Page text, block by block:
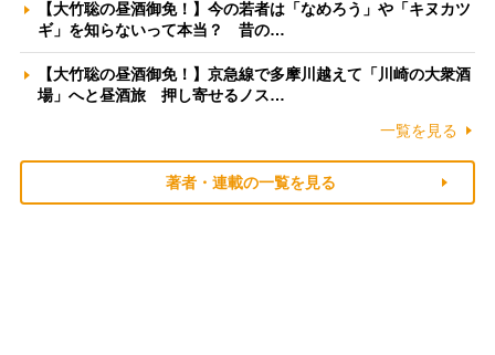
【大竹聡の昼酒御免！】今の若者は「なめろう」や「キヌカツ
ギ」を知らないって本当？ 昔の…
【大竹聡の昼酒御免！】京急線で多摩川越えて「川崎の大衆酒
場」へと昼酒旅 押し寄せるノス…
一覧を見る
著者・連載の一覧を見る